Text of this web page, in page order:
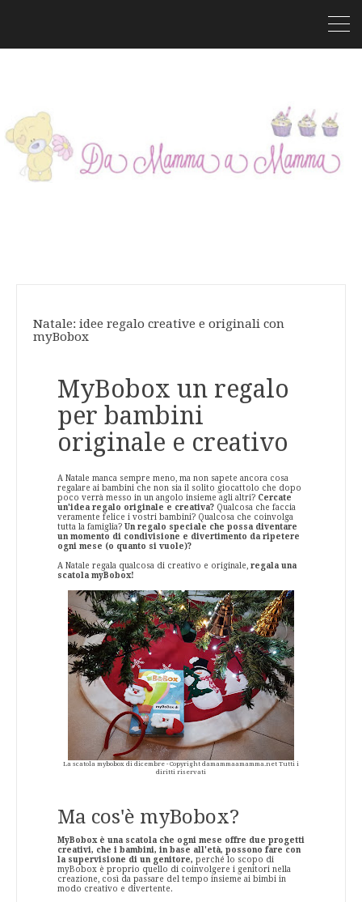
Natale: idee regalo creative e originali con
myBobox
MyBobox un regalo
per bambini
originale e creativo
A Natale manca sempre meno, ma non sapete ancora cosa
regalare ai bambini che non sia il solito giocattolo che dopo
poco verrà messo in un angolo insieme agli altri? Cercate
un'idea regalo originale e creativa? Qualcosa che faccia
veramente felice i vostri bambini? Qualcosa che coinvolga
tutta la famiglia? Un regalo speciale che possa diventare
un momento di condivisione e divertimento da ripetere
ogni mese (o quanto si vuole)?
A Natale regala qualcosa di creativo e originale, regala una
scatola myBobox!
La scatola mybobox di dicembre - Copyright damammaamamma.net Tutti i
diritti riservati
Ma cos'è myBobox?
MyBobox è una scatola che ogni mese offre due progetti
creativi, che i bambini, in base all'età, possono fare con
la supervisione di un genitore, perché lo scopo di
myBobox è proprio quello di coinvolgere i genitori nella
creazione, così da passare del tempo insieme ai bimbi in
modo creativo e divertente.